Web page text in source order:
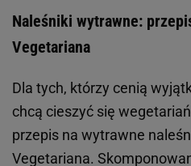
Naleśniki wytrawne:
Vegetariana
Dla tych, którzy cenią
chcą cieszyć się
przepis na wytrawne
Vegetariana.